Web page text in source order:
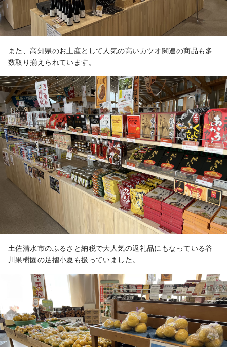
また、高知県のお土産として人気の高いカツオ関連の商品も多
数取り揃えられています。
土佐清水市のふるさと納税で大人気の返礼品にもなっている谷
川果樹園の足摺小夏も扱っていました。